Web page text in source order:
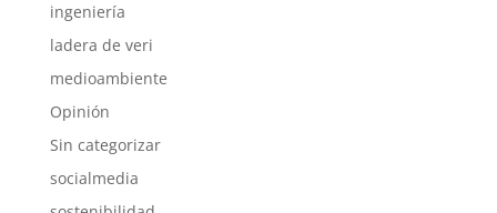
ingeniería
ladera de veri
medioambiente
Opinión
Sin categorizar
socialmedia